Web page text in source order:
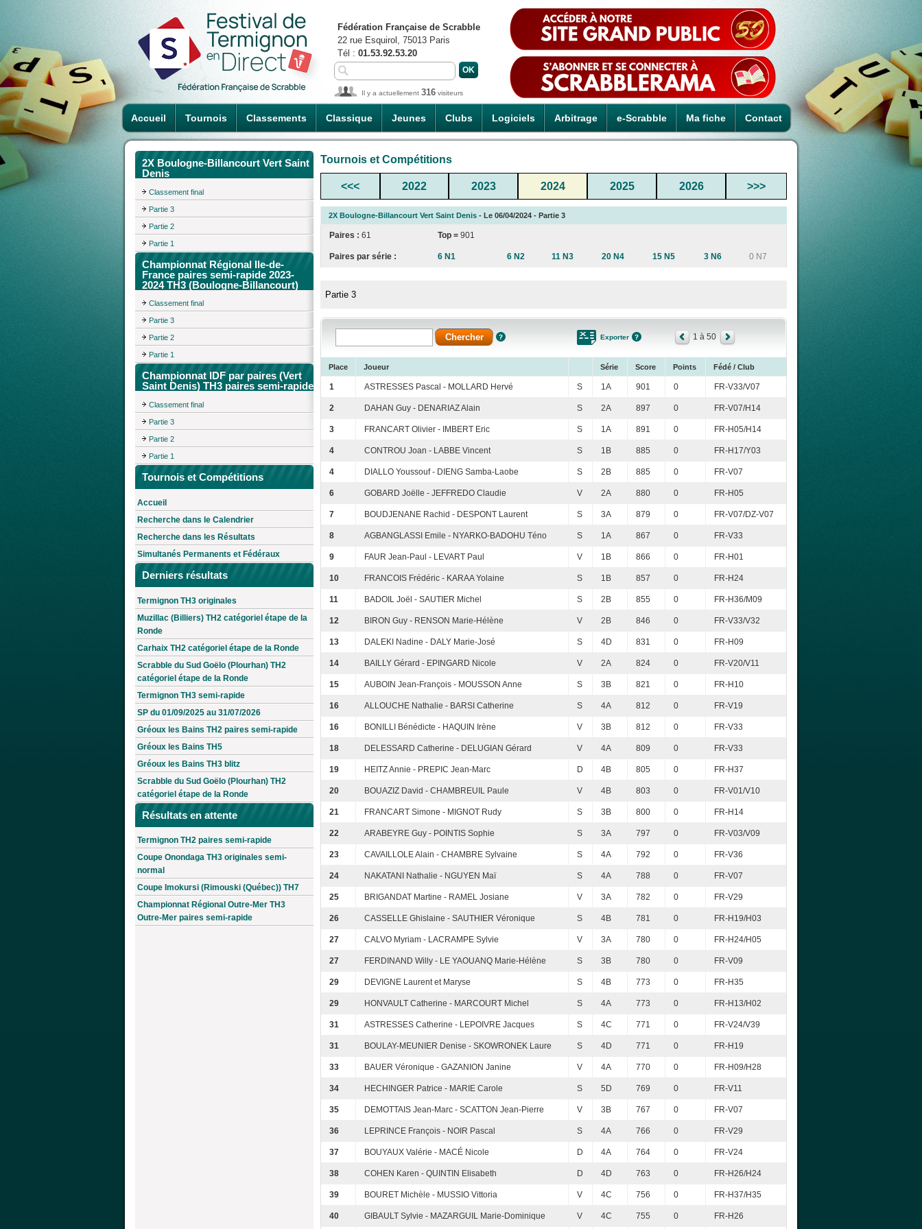
Accueil Tournois Classements Classique Jeunes Clubs Logiciels Arbitrage e-Scrabble Ma fiche Contact
Fédération Française de Scrabble
22 rue Esquirol, 75013 Paris
Tél : 01.53.92.53.20
Il y a actuellement 316 visiteurs
2X Boulogne-Billancourt Vert Saint
Denis
Classement final
Partie 3
Partie 2
Partie 1
Championnat Régional Ile-de-
France paires semi-rapide 2023-
2024 TH3 (Boulogne-Billancourt)
Classement final
Partie 3
Partie 2
Partie 1
Championnat IDF par paires (Vert
Saint Denis) TH3 paires semi-rapide
Classement final
Partie 3
Partie 2
Partie 1
Tournois et Compétitions
Accueil
Recherche dans le Calendrier
Recherche dans les Résultats
Simultanés Permanents et Fédéraux
Derniers résultats
Termignon TH3 originales
Muzillac (Billiers) TH2 catégoriel étape de la
Ronde
Carhaix TH2 catégoriel étape de la Ronde
Scrabble du Sud Goëlo (Plourhan) TH2
catégoriel étape de la Ronde
Termignon TH3 semi-rapide
SP du 01/09/2025 au 31/07/2026
Gréoux les Bains TH2 paires semi-rapide
Gréoux les Bains TH5
Gréoux les Bains TH3 blitz
Scrabble du Sud Goëlo (Plourhan) TH2
catégoriel étape de la Ronde
Résultats en attente
Termignon TH2 paires semi-rapide
Coupe Onondaga TH3 originales semi-
normal
Coupe Imokursi (Rimouski (Québec)) TH7
Championnat Régional Outre-Mer TH3
Outre-Mer paires semi-rapide
Tournois et Compétitions
<<< 2022 2023 2024 2025 2026 >>>
2X Boulogne-Billancourt Vert Saint Denis - Le 06/04/2024 - Partie 3
Paires : 61 Top = 901
Paires par série : 6 N1 6 N2 11 N3 20 N4 15 N5 3 N6 0 N7
Partie 3
Exporter 1 à 50
Place Joueur Série Score Points Fédé / Club
1 ASTRESSES Pascal - MOLLARD Hervé S 1A 901 0 FR-V33/V07
2 DAHAN Guy - DENARIAZ Alain S 2A 897 0 FR-V07/H14
3 FRANCART Olivier - IMBERT Eric S 1A 891 0 FR-H05/H14
4 CONTROU Joan - LABBE Vincent S 1B 885 0 FR-H17/Y03
4 DIALLO Youssouf - DIENG Samba-Laobe S 2B 885 0 FR-V07
6 GOBARD Joëlle - JEFFREDO Claudie V 2A 880 0 FR-H05
7 BOUDJENANE Rachid - DESPONT Laurent S 3A 879 0 FR-V07/DZ-V07
8 AGBANGLASSI Emile - NYARKO-BADOHU Téno S 1A 867 0 FR-V33
9 FAUR Jean-Paul - LEVART Paul V 1B 866 0 FR-H01
10 FRANCOIS Frédéric - KARAA Yolaine S 1B 857 0 FR-H24
11 BADOIL Joël - SAUTIER Michel S 2B 855 0 FR-H36/M09
12 BIRON Guy - RENSON Marie-Hélène V 2B 846 0 FR-V33/V32
13 DALEKI Nadine - DALY Marie-José S 4D 831 0 FR-H09
14 BAILLY Gérard - EPINGARD Nicole V 2A 824 0 FR-V20/V11
15 AUBOIN Jean-François - MOUSSON Anne S 3B 821 0 FR-H10
16 ALLOUCHE Nathalie - BARSI Catherine S 4A 812 0 FR-V19
16 BONILLI Bénédicte - HAQUIN Irène V 3B 812 0 FR-V33
18 DELESSARD Catherine - DELUGIAN Gérard V 4A 809 0 FR-V33
19 HEITZ Annie - PREPIC Jean-Marc D 4B 805 0 FR-H37
20 BOUAZIZ David - CHAMBREUIL Paule V 4B 803 0 FR-V01/V10
21 FRANCART Simone - MIGNOT Rudy S 3B 800 0 FR-H14
22 ARABEYRE Guy - POINTIS Sophie S 3A 797 0 FR-V03/V09
23 CAVAILLOLE Alain - CHAMBRE Sylvaine S 4A 792 0 FR-V36
24 NAKATANI Nathalie - NGUYEN Maï S 4A 788 0 FR-V07
25 BRIGANDAT Martine - RAMEL Josiane V 3A 782 0 FR-V29
26 CASSELLE Ghislaine - SAUTHIER Véronique S 4B 781 0 FR-H19/H03
27 CALVO Myriam - LACRAMPE Sylvie V 3A 780 0 FR-H24/H05
27 FERDINAND Willy - LE YAOUANQ Marie-Hélène S 3B 780 0 FR-V09
29 DEVIGNE Laurent et Maryse S 4B 773 0 FR-H35
29 HONVAULT Catherine - MARCOURT Michel S 4A 773 0 FR-H13/H02
31 ASTRESSES Catherine - LEPOIVRE Jacques S 4C 771 0 FR-V24/V39
31 BOULAY-MEUNIER Denise - SKOWRONEK Laure S 4D 771 0 FR-H19
33 BAUER Véronique - GAZANION Janine V 4A 770 0 FR-H09/H28
34 HECHINGER Patrice - MARIE Carole S 5D 769 0 FR-V11
35 DEMOTTAIS Jean-Marc - SCATTON Jean-Pierre V 3B 767 0 FR-V07
36 LEPRINCE François - NOIR Pascal S 4A 766 0 FR-V29
37 BOUYAUX Valérie - MACÉ Nicole D 4A 764 0 FR-V24
38 COHEN Karen - QUINTIN Elisabeth D 4D 763 0 FR-H26/H24
39 BOURET Michèle - MUSSIO Vittoria V 4C 756 0 FR-H37/H35
40 GIBAULT Sylvie - MAZARGUIL Marie-Dominique V 4C 755 0 FR-H26